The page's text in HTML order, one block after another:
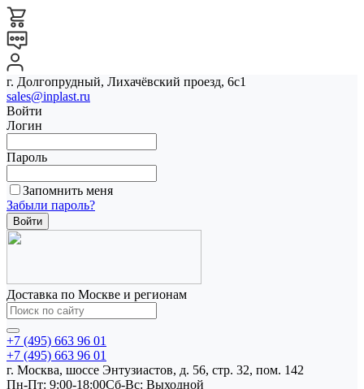
г. Долгопрудный, Лихачёвский проезд, 6с1
sales@inplast.ru
Войти
Логин
Пароль
Запомнить меня
Забыли пароль?
Доставка по Москве и регионам
+7 (495) 663 96 01
+7 (495) 663 96 01
г. Москва, шоссе Энтузиастов, д. 56, стр. 32, пом. 142
Пн-Пт: 9:00-18:00Cб-Вс: Выходной